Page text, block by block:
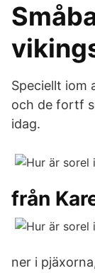
Speciellt iom
och de fortf
idag.
från
ner i